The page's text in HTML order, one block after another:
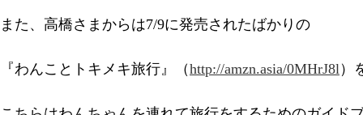
また、高橋さまからは7/9に発売されたばかりの
『わんことトキメキ旅行』（http://amzn.asia/0MHrJ8l ）